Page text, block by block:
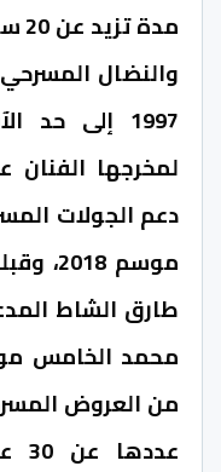
والنضال
1997 إلى
لمخرجها
دعم الجولات
موسم
طارق الشاط
من العروض